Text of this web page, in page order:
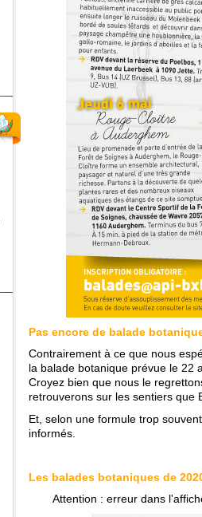
Pas encore de balade
Contrairement à ce que nous
la balade botanique prévue le 22
Croyez bien que nous le
retrouverons sur les sentiers que
Et, selon une formule trop
informés.
Les balades botaniques de
Attention : erreur dans